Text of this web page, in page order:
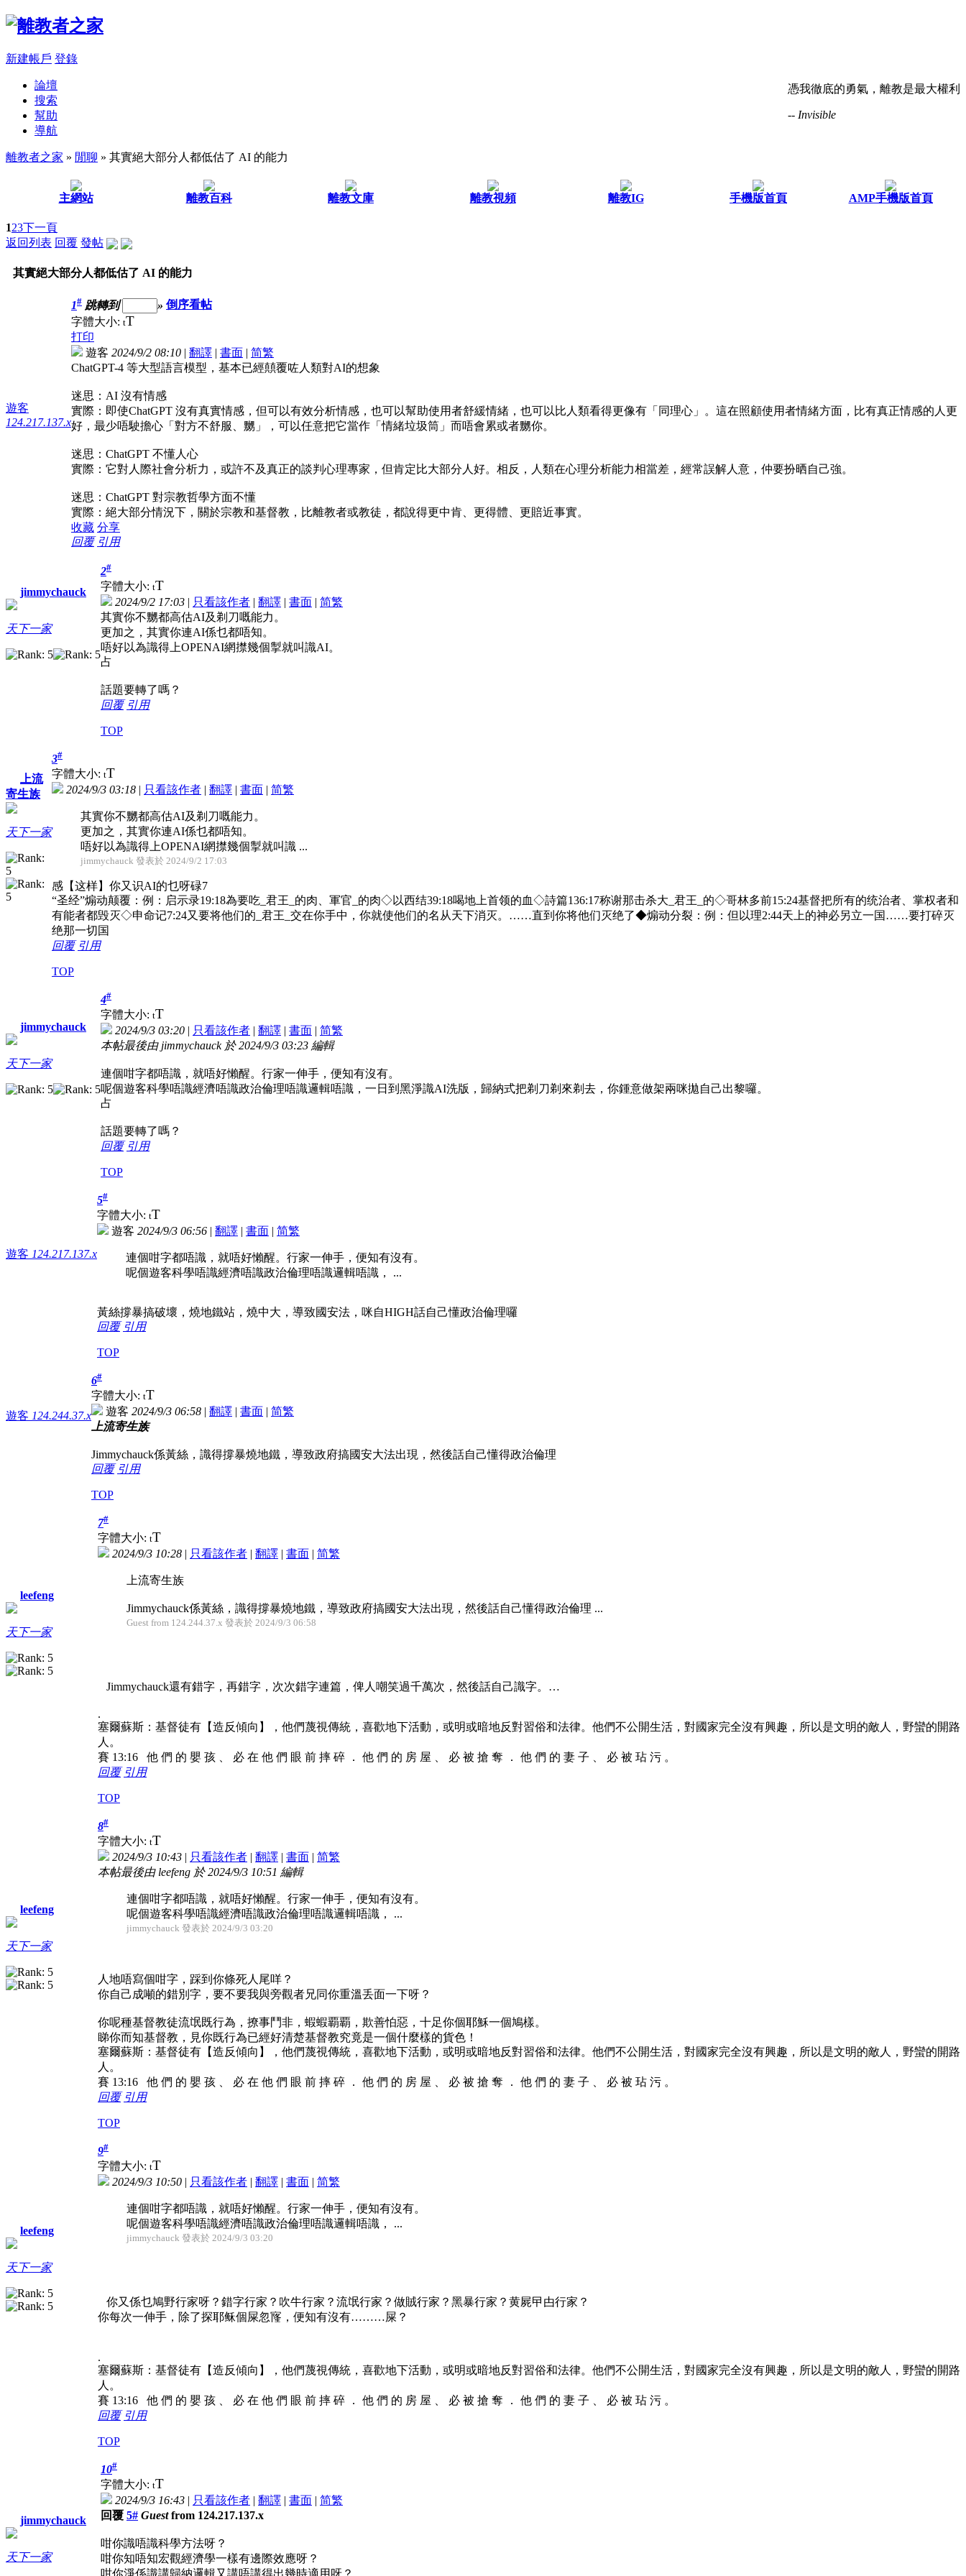
新建帳戶 登錄
憑我徹底的勇氣，離教是最大權利
-- Invisible
論壇
搜索
幫助
導航
離教者之家 » 閒聊 » 其實絕大部分人都低估了 AI 的能力
主網站 離教百科 離教文庫 離教視頻 離教IG 手機版首頁 AMP手機版首頁
123下一頁
返回列表 回覆 發帖
其實絕大部分人都低估了 AI 的能力
遊客
124.217.137.x
1# 跳轉到 » 倒序看帖
字體大小: tT
打印
遊客 2024/9/2 08:10 | 翻譯 | 書面 | 简繁
ChatGPT-4 等大型語言模型，基本已經㒹覆咗人類對AI的想象
迷思：AI 沒有情感
實際：即使ChatGPT 沒有真實情感，但可以有效分析情感，也可以幫助使用者舒緩情緒，也可以比人類看得更像有「同理心」。這在照顧使用者情緒方面，比有真正情感的人更
好，最少唔駛擔心「對方不舒服、嬲」，可以任意把它當作「情緒垃圾筒」而唔會累或者嬲你。
迷思：ChatGPT 不懂人心
實際：它對人際社會分析力，或許不及真正的談判心理專家，但肯定比大部分人好。相反，人類在心理分析能力相當差，經常誤解人意，仲要扮晒自己強。
迷思：ChatGPT 對宗教哲學方面不懂
實際：絕大部分情況下，關於宗教和基督教，比離教者或教徒，都說得更中肯、更得體、更賠近事實。
收藏 分享
回覆 引用
jimmychauck
天下一家
2#
字體大小: tT
2024/9/2 17:03 | 只看該作者 | 翻譯 | 書面 | 简繁
其實你不嬲都高估AI及剃刀嘅能力。
更加之，其實你連AI係乜都唔知。
唔好以為識得上OPENAI網㩒幾個掣就叫識AI。
占
話題要轉了嗎？
回覆 引用
TOP
上流
寄生族
天下一家
3#
字體大小: tT
2024/9/3 03:18 | 只看該作者 | 翻譯 | 書面 | 简繁
其實你不嬲都高估AI及剃刀嘅能力。
更加之，其實你連AI係乜都唔知。
唔好以為識得上OPENAI網㩒幾個掣就叫識 ...
jimmychauck 發表於 2024/9/2 17:03
感【这样】你又识AI的乜呀碌7
“圣经”煽动颠覆：例：启示录19:18為要吃_君王_的肉、軍官_的肉◇以西结39:18喝地上首领的血◇詩篇136:17称谢那击杀大_君王_的◇哥林多前15:24基督把所有的统治者、掌权者和
有能者都毁灭◇申命记7:24又要将他们的_君王_交在你手中，你就使他们的名从天下消灭。……直到你将他们灭绝了◆煽动分裂：例：但以理2:44天上的神必另立一国……要打碎灭
绝那一切国
回覆 引用
TOP
jimmychauck
天下一家
4#
字體大小: tT
2024/9/3 03:20 | 只看該作者 | 翻譯 | 書面 | 简繁
本帖最後由 jimmychauck 於 2024/9/3 03:23 編輯
連個咁字都唔識，就唔好懶醒。行家一伸手，便知有沒有。
呢個遊客科學唔識經濟唔識政治倫理唔識邏輯唔識，一日到黑淨識AI洗版，歸納式把剃刀剃來剃去，你鍾意做架兩咪拋自己出黎囉。
占
話題要轉了嗎？
回覆 引用
TOP
遊客 124.217.137.x
5#
字體大小: tT
遊客 2024/9/3 06:56 | 翻譯 | 書面 | 简繁
連個咁字都唔識，就唔好懶醒。行家一伸手，便知有沒有。
呢個遊客科學唔識經濟唔識政治倫理唔識邏輯唔識， ...
黃絲撐暴搞破壞，燒地鐵站，燒中大，導致國安法，咪自HIGH話自己懂政治倫理囉
回覆 引用
TOP
遊客 124.244.37.x
6#
字體大小: tT
遊客 2024/9/3 06:58 | 翻譯 | 書面 | 简繁
上流寄生族
Jimmychauck係黃絲，識得撐暴燒地鐵，導致政府搞國安大法出現，然後話自己懂得政治倫理
回覆 引用
TOP
leefeng
天下一家
7#
字體大小: tT
2024/9/3 10:28 | 只看該作者 | 翻譯 | 書面 | 简繁
上流寄生族
Jimmychauck係黃絲，識得撐暴燒地鐵，導致政府搞國安大法出現，然後話自己懂得政治倫理 ...
Guest from 124.244.37.x 發表於 2024/9/3 06:58
Jimmychauck還有錯字，再錯字，次次錯字連篇，俾人嘲笑過千萬次，然後話自己識字。…
.
塞爾蘇斯：基督徒有【造反傾向】，他們蔑視傳統，喜歡地下活動，或明或暗地反對習俗和法律。他們不公開生活，對國家完全沒有興趣，所以是文明的敵人，野蠻的開路
人。
賽 13:16 他 們 的 嬰 孩 、 必 在 他 們 眼 前 摔 碎 ． 他 們 的 房 屋 、 必 被 搶 奪 ． 他 們 的 妻 子 、 必 被 玷 污 。
回覆 引用
TOP
leefeng
天下一家
8#
字體大小: tT
2024/9/3 10:43 | 只看該作者 | 翻譯 | 書面 | 简繁
本帖最後由 leefeng 於 2024/9/3 10:51 編輯
連個咁字都唔識，就唔好懶醒。行家一伸手，便知有沒有。
呢個遊客科學唔識經濟唔識政治倫理唔識邏輯唔識， ...
jimmychauck 發表於 2024/9/3 03:20
人地唔寫個咁字，踩到你條死人尾咩？
你自己成噸的錯別字，要不要我與旁觀者兄同你重溫丢面一下呀？
你呢種基督教徒流氓既行為，撩事鬥非，蝦蝦覇覇，欺善怕惡，十足你個耶穌一個鳩樣。
睇你而知基督教，見你既行為已經好清楚基督教究竟是一個什麼樣的貨色！
塞爾蘇斯：基督徒有【造反傾向】，他們蔑視傳統，喜歡地下活動，或明或暗地反對習俗和法律。他們不公開生活，對國家完全沒有興趣，所以是文明的敵人，野蠻的開路
人。
賽 13:16 他 們 的 嬰 孩 、 必 在 他 們 眼 前 摔 碎 ． 他 們 的 房 屋 、 必 被 搶 奪 ． 他 們 的 妻 子 、 必 被 玷 污 。
回覆 引用
TOP
leefeng
天下一家
9#
字體大小: tT
2024/9/3 10:50 | 只看該作者 | 翻譯 | 書面 | 简繁
連個咁字都唔識，就唔好懶醒。行家一伸手，便知有沒有。
呢個遊客科學唔識經濟唔識政治倫理唔識邏輯唔識， ...
jimmychauck 發表於 2024/9/3 03:20
你又係乜鳩野行家呀？ 錯字行家？吹牛行家？流氓行家？做賊行家？黑暴行家？黄屍曱甴行家？
你每次一伸手，除了探耶稣個屎忽㝫，便知有沒有………屎？
.
塞爾蘇斯：基督徒有【造反傾向】，他們蔑視傳統，喜歡地下活動，或明或暗地反對習俗和法律。他們不公開生活，對國家完全沒有興趣，所以是文明的敵人，野蠻的開路
人。
賽 13:16 他 們 的 嬰 孩 、 必 在 他 們 眼 前 摔 碎 ． 他 們 的 房 屋 、 必 被 搶 奪 ． 他 們 的 妻 子 、 必 被 玷 污 。
回覆 引用
TOP
jimmychauck
天下一家
10#
字體大小: tT
2024/9/3 16:43 | 只看該作者 | 翻譯 | 書面 | 简繁
回覆 5# Guestfrom 124.217.137.x
咁你識唔識科學方法呀？
咁你知唔知宏觀經濟學一樣有邊際效應呀？
咁你淨係識講歸納邏輯又講唔講得出幾時適用呀？